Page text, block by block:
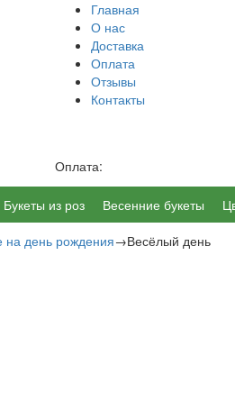
Главная
О нас
Доставка
Оплата
Отзывы
Контакты
Оплата:
Букеты из роз Весенние букеты
на день рождения→Весёлый день